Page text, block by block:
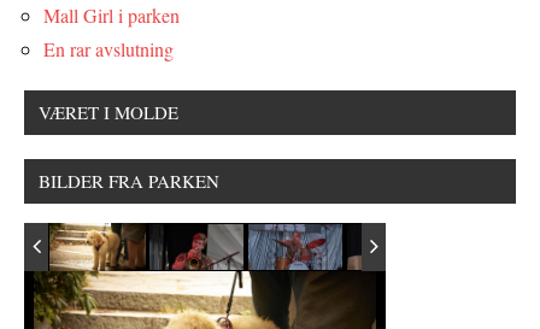
Mall Girl i parken
En rar avslutning
VÆRET I MOLDE
BILDER FRA PARKEN